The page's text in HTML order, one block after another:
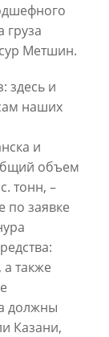
груза
Метшин.
здесь и
наших
и
объем
тонн, –
по заявке
также
должны
Казани,